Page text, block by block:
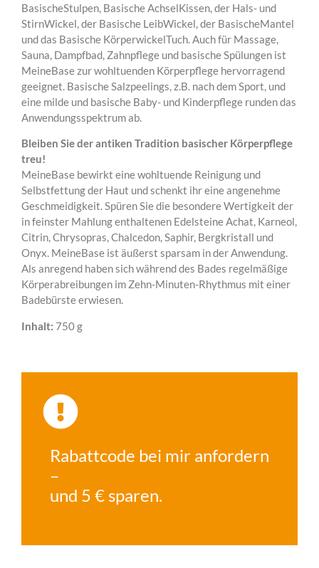
BasischeStulpen, Basische AchselKissen, der Hals- und
StirnWickel, der Basische LeibWickel, der BasischeMantel
und das Basische KörperwickelTuch. Auch für Massage,
Sauna, Dampfbad, Zahnpflege und basische Spülungen ist
MeineBase zur wohltuenden Körperpflege hervorragend
geeignet. Basische Salzpeelings, z.B. nach dem Sport, und
eine milde und basische Baby- und Kinderpflege runden das
Anwendungsspektrum ab.
Bleiben Sie der antiken Tradition basischer Körperpflege
treu!
MeineBase bewirkt eine wohltuende Reinigung und
Selbstfettung der Haut und schenkt ihr eine angenehme
Geschmeidigkeit. Spüren Sie die besondere Wertigkeit der
in feinster Mahlung enthaltenen Edelsteine Achat, Karneol,
Citrin, Chrysopras, Chalcedon, Saphir, Bergkristall und
Onyx. MeineBase ist äußerst sparsam in der Anwendung.
Als anregend haben sich während des Bades regelmäßige
Körperabreibungen im Zehn-Minuten-Rhythmus mit einer
Badebürste erwiesen.
Inhalt: 750 g
Rabattcode bei mir anfordern
–
und 5 € sparen.